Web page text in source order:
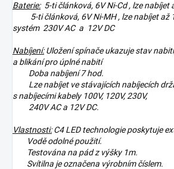
Baterie:5-ti článková, 6V Ni-Cd , lze nabíjet
5-ti článková, 6V Ni-MH , lze nabíjet až
systém 230V AC a 12V DC
Nabíjení:Uložení spínače ukazuje stav
a blikání pro úplné nabití
Doba nabíjení 7 hod.
Lze nabíjet ve stávajících nabíjecích
s nabíjecími kabely 100V, 120V, 230V,
240V AC a 12V DC.
Vlastnosti:C4 LED technologie poskytuje
Vodě odolné použití.
Testována na pád z výšky 1m.
Svítilna je označena výrobním číslem.